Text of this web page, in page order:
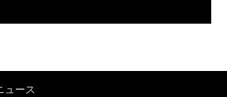
ュース